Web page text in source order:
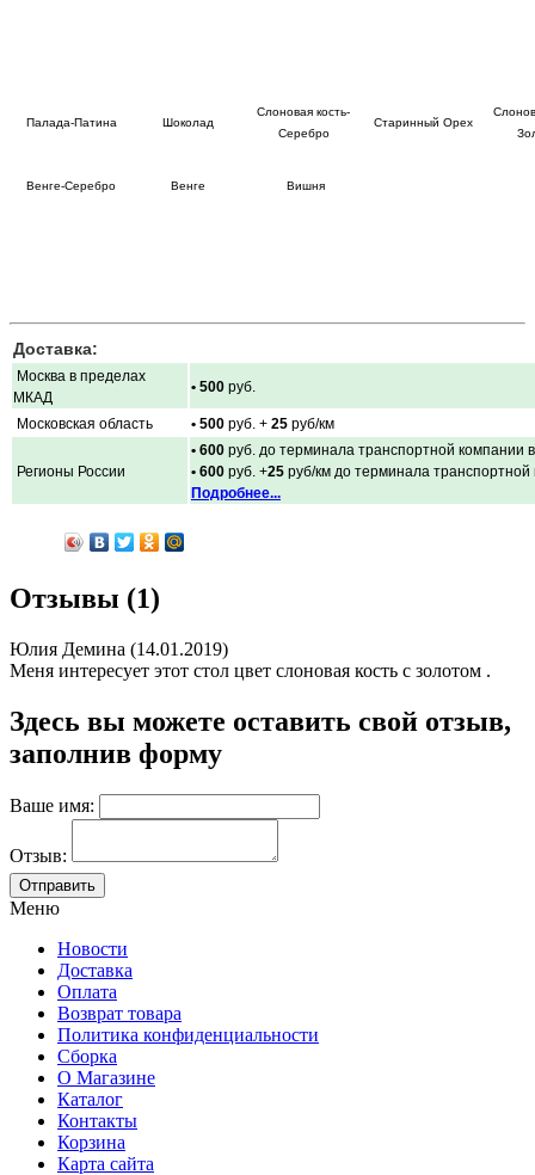
Палада-Патина Шоколад
Слоновая кость-
Серебро
Старинный Орех
Венге-Серебро Венге Вишня
Доставка:
Москва в пределах
МКАД
• 500 руб.
Московская область • 500 руб. + 25 руб/км
Регионы России
• 600 руб. до терминала транспортной компании
• 600 руб. +25 руб/км до терминала
Подробнее...
Отзывы (1)
Юлия Демина (14.01.2019)
Меня интересует этот стол цвет слоновая кость с золотом .
Здесь вы можете оставить свой отзыв,
заполнив форму
Ваше имя:
Отзыв:
Меню
Новости
Доставка
Оплата
Возврат товара
Политика конфиденциальности
Сборка
О Магазине
Каталог
Контакты
Корзина
Карта сайта